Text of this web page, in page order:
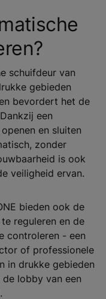
schuifdeur van
gebieden
bevordert het de
een
en sluiten
zonder
is ook
veiligheid ervan.
bieden ook de
reguleren en de
controleren - een
of professionele
in drukke gebieden
lobby van een